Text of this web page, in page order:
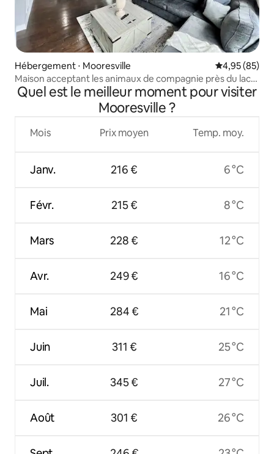
Hébergement ⋅ Mooresville Évaluation
4,95 (85)
Maison acceptant les animaux de compagnie près du lac
Norman 3 chambres/2 salles de bain
Quel est le meilleur moment pour visiter
Mooresville ?
Mois
Janv.
Févr.
Mars
Avr.
Mai
Juin
Juil.
Août
Prix moyen
216 €
215 €
228 €
249 €
284 €
311 €
345 €
301 €
Temp. moy.
6 °C
8 °C
12 °C
16 °C
21 °C
25 °C
27 °C
26 °C